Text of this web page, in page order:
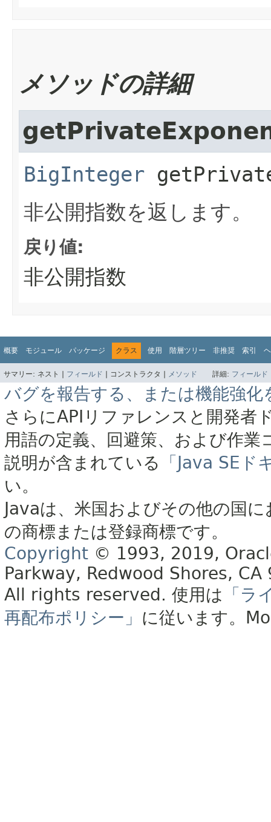
メソッドの詳細
BigInteger
非公開指数を返します。
戻り値:
非公開指数
概要 モジュール パッケージ クラス 使用 階層ツリー 非推奨 索引
サマリー: ネスト | フィールド | コンストラクタ | メソッド 詳細: フィールド
バグを報告する、または機能強化
さらにAPIリファレンスと開発者
用語の定義、回避策、および作
説明が含まれている
「Java SE
い。
Javaは、米国およびその他の国
の商標または登録商標です。
Copyright © 1993, 2019,
Parkway, Redwood Shores, CA
All rights reserved. 使用は 「ラ
再配布ポリシー」 に従います。